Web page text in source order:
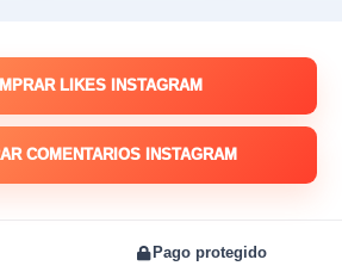
LIKES INSTAGRAM
COMENTARIOS INSTAGRAM
Pago protegido